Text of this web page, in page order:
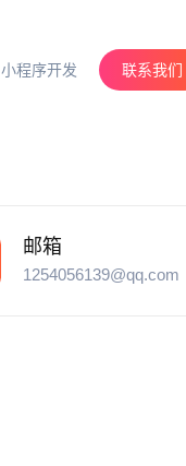
小程序开发 联系我们
邮箱
1254056139@qq.com